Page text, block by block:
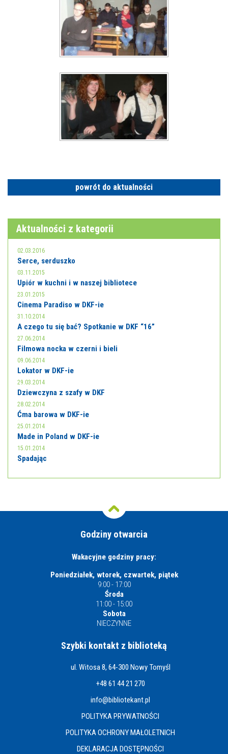
powrót do aktualności
Aktualności z kategorii
02.03.2016
Serce, serduszko
03.11.2015
Upiór w kuchni i w naszej bibliotece
23.01.2015
Cinema Paradiso w DKF-ie
31.10.2014
A czego tu się bać? Spotkanie w DKF “16”
27.06.2014
Filmowa nocka w czerni i bieli
09.06.2014
Lokator w DKF-ie
29.03.2014
Dziewczyna z szafy w DKF
28.02.2014
Ćma barowa w DKF-ie
25.01.2014
Made in Poland w DKF-ie
15.01.2014
Spadając
Godziny otwarcia
Wakacyjne godziny pracy:
Poniedziałek, wtorek, czwartek, piątek
9:00 - 17:00
Środa
11:00 - 15:00
Sobota
NIECZYNNE
Szybki kontakt z biblioteką
ul. Witosa 8, 64-300 Nowy Tomyśl
+48 61 44 21 270
info@bibliotekant.pl
POLITYKA PRYWATNOŚCI
POLITYKA OCHRONY MAŁOLETNICH
DEKLARACJA DOSTĘPNOŚCI